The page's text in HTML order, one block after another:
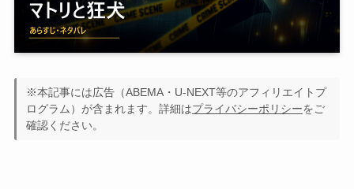
※本記事には広告（ABEMA・U-NEXT等のアフィリエイトプ
ログラム）が含まれます。詳細はプライバシーポリシーをご
確認ください。